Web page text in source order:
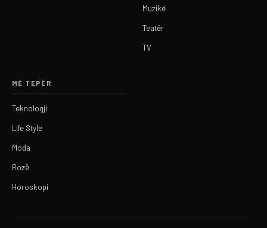
Muzikë
Teatër
TV
MË TEPËR
Teknologji
Life Style
Moda
Rozë
Horoskopi